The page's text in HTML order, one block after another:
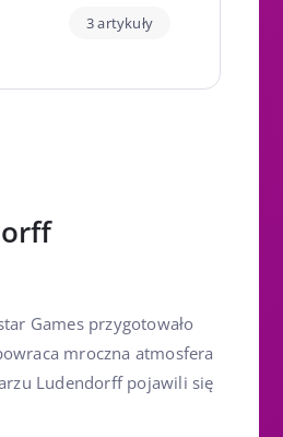
3 artykuły
Games przygotowało
mroczna atmosfera
Ludendorff pojawili się